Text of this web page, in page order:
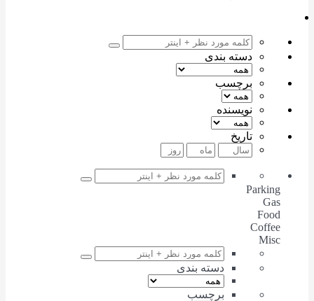
دسته بندی
برچسب
نویسنده
تاریخ
Parking
Coffee
دسته بندی
برچسب